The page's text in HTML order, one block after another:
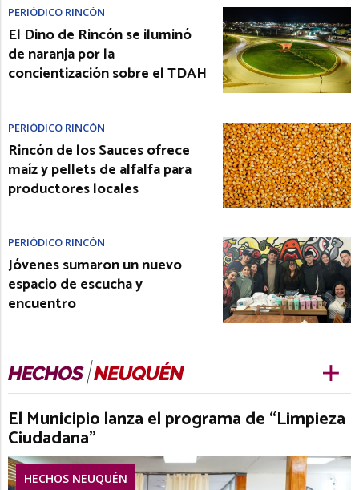
PERIÓDICO RINCÓN
El Dino de Rincón se iluminó
de naranja por la
concientización sobre el TDAH
PERIÓDICO RINCÓN
Rincón de los Sauces ofrece
maíz y pellets de alfalfa para
productores locales
PERIÓDICO RINCÓN
Jóvenes sumaron un nuevo
espacio de escucha y
encuentro
El Municipio lanza el programa de “Limpieza
Ciudadana”
HECHOS NEUQUÉN